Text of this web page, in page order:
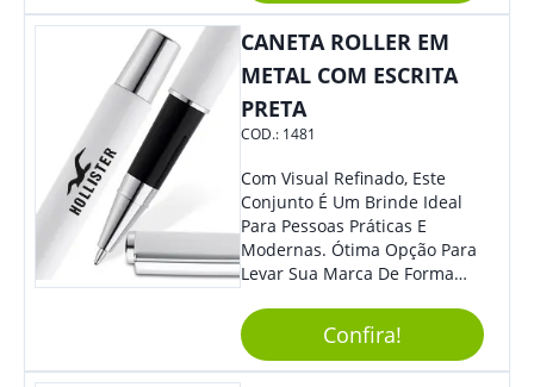
CANETA ROLLER EM
METAL COM ESCRITA
PRETA
COD.: 1481
Com Visual Refinado, Este
Conjunto É Um Brinde Ideal
Para Pessoas Práticas E
Modernas. Ótima Opção Para
Levar Sua Marca De Forma
Sua Empresa Em Eventos,
Reuniões Corporativas Ou Até
Mesmo Para Presentear
Confira!